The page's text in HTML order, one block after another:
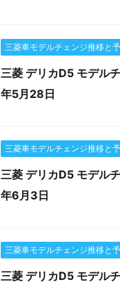
三菱車モデルチェンジ推移と
三菱 デリカD5 モデル
年5月28日
三菱車モデルチェンジ推移と
三菱 デリカD5 モデル
年6月3日
三菱車モデルチェンジ推移と
三菱 デリカD5 モデル